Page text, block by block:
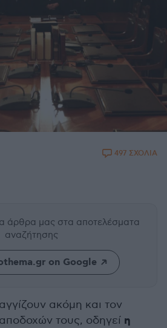
497 ΣΧΟΛΙΑ
άρθρα μας στα αποτελέσματα
αναζήτησης
on Google
ακόμη και τον
τους, οδηγεί η